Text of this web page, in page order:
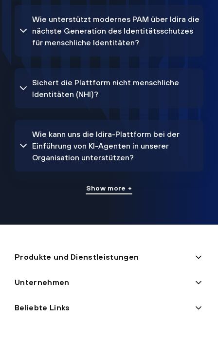
Wie unterstützt modernes PAM über Idira die
nächste Generation des Identitätsschutzes
für menschliche Identitäten?
Sichert die Plattform nicht menschliche
Identitäten (NHI)?
Wie kann uns die Idira-Plattform bei der
Einführung von KI-Agenten in unserer
Organisation unterstützen?
Show more +
Produkte und Dienstleistungen
Unternehmen
Beliebte Links